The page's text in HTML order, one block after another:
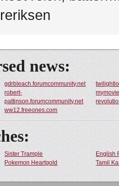
news:
gdrbleach.forumcommunity.net
robert-
pattinson.forumcommunity.net
ww12.freeones.com
Sister Trample
English
Pokemon Heartgold Tamil